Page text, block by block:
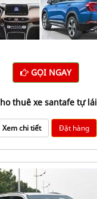
GỌI NGAY
Cho thuê xe santafe tự lái
Xem chi tiết Đặt hàng